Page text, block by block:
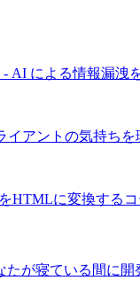
- AI による情報漏洩
イアントの気持ちを
HTMLに変換するコ
たが寝ている間に